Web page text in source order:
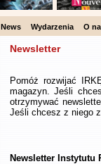
News Wydarzenia O
Newsletter
Pomóż rozwijać
magazyn. Jeśli
otrzymywać
Jeśli chcesz z niego
Newsletter Instytutu